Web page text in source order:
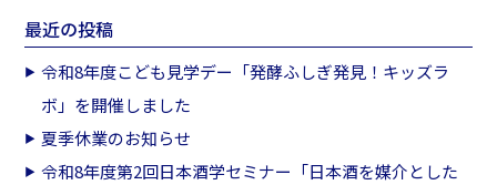
最近の投稿
令和8年度こども見学デー「発酵ふしぎ発見！キッズラ
ボ」を開催しました
夏季休業のお知らせ
令和8年度第2回日本酒学セミナー「日本酒を媒介とした